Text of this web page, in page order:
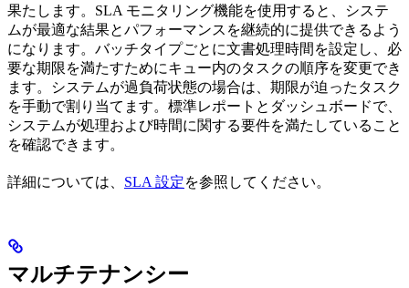
果たします。SLA モニタリング機能を使用すると、システ
ムが最適な結果とパフォーマンスを継続的に提供できるよう
になります。バッチタイプごとに文書処理時間を設定し、必
要な期限を満たすためにキュー内のタスクの順序を変更でき
ます。システムが過負荷状態の場合は、期限が迫ったタスク
を手動で割り当てます。標準レポートとダッシュボードで、
システムが処理および時間に関する要件を満たしていること
を確認できます。
詳細については、 SLA 設定を参照してください。
マルチテナンシー